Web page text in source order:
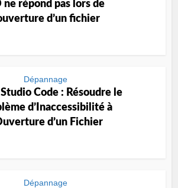
ne répond pas lors de
d’un fichier
Dépannage
Code : Résoudre le
d’Inaccessibilité à
d’un Fichier
Dépannage